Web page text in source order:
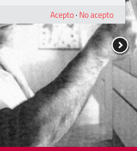
Acepto· No acepto